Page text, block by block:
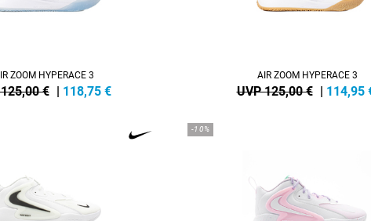
ZOOM HYPERACE 3
€ | 118,75 €
AIR ZOOM HYPERACE 3
UVP 125,00 € | 114,95
-10%